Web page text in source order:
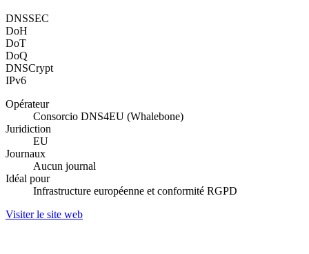
DNSSEC
DoH
DoT
DoQ
DNSCrypt
IPv6
Opérateur
Consorcio DNS4EU (Whalebone)
Juridiction
EU
Journaux
Aucun journal
Idéal pour
Infrastructure européenne et conformité RGPD
Visiter le site web